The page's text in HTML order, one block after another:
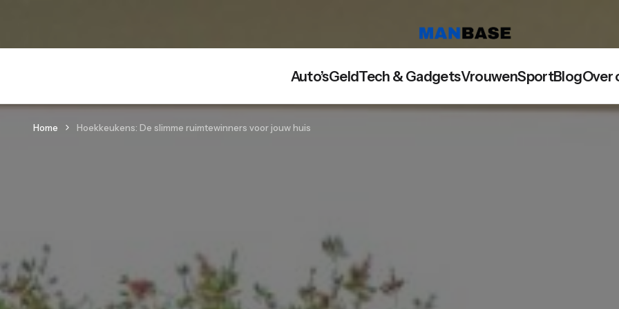
Auto’sGeldTech & GadgetsVrouwenSportBlogOver
Home Hoekkeukens: De slimme ruimtewinners voor jouw huis